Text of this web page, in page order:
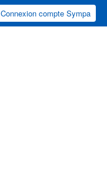
Connexion compte Sympa